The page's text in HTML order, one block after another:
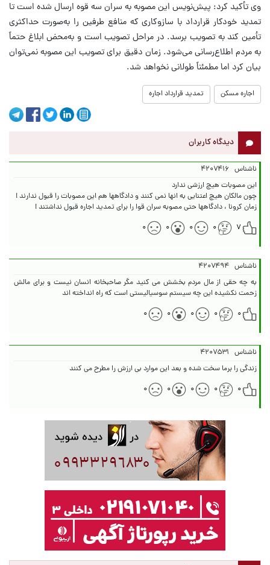
وی تأکید کرد: پیش‌نویس این مصوبه به سران سه قوه ارسال شده است تا
تمدید خودکار قرارداد با سازوکاری که منافع طرفین را به‌صورت حداکثری
تأمین کند به تصویب برسد. در مراحل تصویب است و به‌محض ابلاغ حتماً
به مردم اطلاع‌رسانی می‌شود. زمان دقیق برای تصویب این مصوبه نمی‌توان
بیان کرد اما مطمئناً طولانی نخواهد شد.
اجاره مسکن تمدید قرارداد اجاره
دیدگاه کاربران
ناشناس ۴۲۰۷۴۱۶
زمان کرونا ، دادگاهها حتی مصوبه سران قوا را برای تمدید اجاره قبول نداشتند !
۷
۰ ۰ ۰ ۰
ناشناس ۴۲۰۷۴۹۴
به چه حقی از مال مردم بخشش می کنید مگر صاحبخانه انسان نیست و برای مالش
زحمت نکشیده این چه سیستم سوسیالیستی است که راه انداخته اند
۰
۰ ۰ ۰ ۰
ناشناس ۴۲۰۷۵۳۱
زندگی را برما سخت شده و بعد این موارد بی ارزش را مطرح می کنند
۰
۰ ۰ ۰ ۰